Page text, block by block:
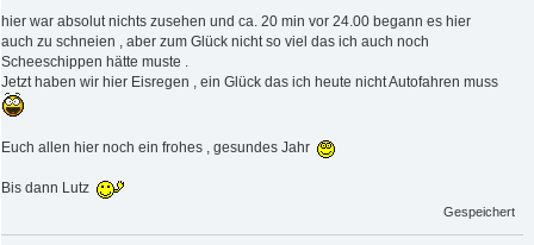
hier war absolut nichts zusehen und ca. 20 min vor 24.00 begann es hier
auch zu schneien , aber zum Glück nicht so viel das ich auch noch
Scheeschippen hätte muste .
Jetzt haben wir hier Eisregen , ein Glück das ich heute nicht Autofahren muss
Euch allen hier noch ein frohes , gesundes Jahr
Bis dann Lutz
Gespeichert